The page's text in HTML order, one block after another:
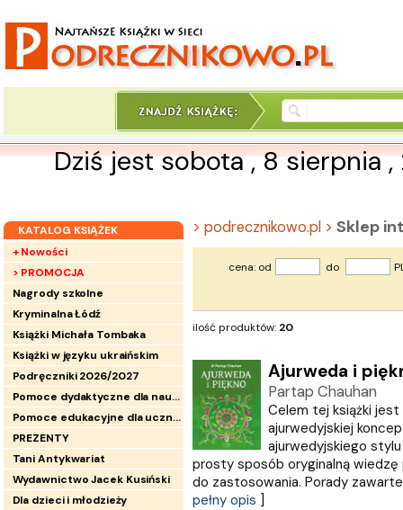
Dziś jest sobota , 8 sierpnia
KATALOG KSIĄŻEK
+ Nowości
> PROMOCJA
Nagrody szkolne
Kryminalna Łódź
Książki Michała Tombaka
Książki w języku ukraińskim
Podręczniki 2026/2027
Pomoce dydaktyczne dla nauczycieli
Pomoce edukacyjne dla uczniów
PREZENTY
Tani Antykwariat
Wydawnictwo Jacek Kusiński
Dla dzieci i młodzieży
> podrecznikowo.pl > Sklep
cena: od do
ilość produktów: 20
Ajurweda i
Partap Chauhan
Celem tej książki
ajurwedyjskiej
ajurwedyjskiego
prosty sposób oryginalną
do zastosowania. Porady
pełny opis ]